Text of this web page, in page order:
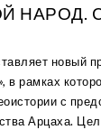
НАРОД.
новый
в рамках
с
Арцаха.